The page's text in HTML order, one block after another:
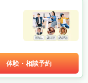
体験・相談予約